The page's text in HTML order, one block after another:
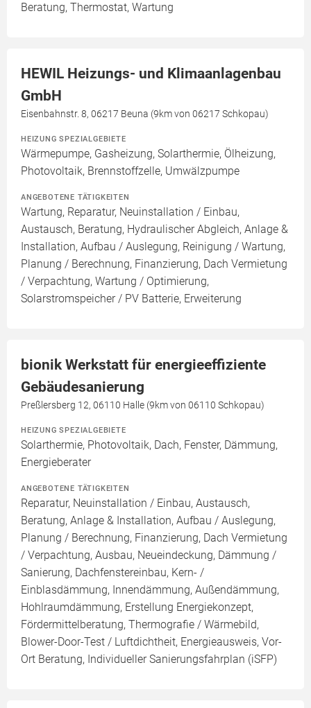
Beratung, Thermostat, Wartung
HEWIL Heizungs- und Klimaanlagenbau
GmbH
Eisenbahnstr. 8, 06217 Beuna (9km von 06217 Schkopau)
HEIZUNG SPEZIALGEBIETE
Wärmepumpe, Gasheizung, Solarthermie, Ölheizung,
Photovoltaik, Brennstoffzelle, Umwälzpumpe
ANGEBOTENE TÄTIGKEITEN
Wartung, Reparatur, Neuinstallation / Einbau,
Austausch, Beratung, Hydraulischer Abgleich, Anlage &
Installation, Aufbau / Auslegung, Reinigung / Wartung,
Planung / Berechnung, Finanzierung, Dach Vermietung
/ Verpachtung, Wartung / Optimierung,
Solarstromspeicher / PV Batterie, Erweiterung
bionik Werkstatt für energieeffiziente
Gebäudesanierung
Preßlersberg 12, 06110 Halle (9km von 06110 Schkopau)
HEIZUNG SPEZIALGEBIETE
Solarthermie, Photovoltaik, Dach, Fenster, Dämmung,
Energieberater
ANGEBOTENE TÄTIGKEITEN
Reparatur, Neuinstallation / Einbau, Austausch,
Beratung, Anlage & Installation, Aufbau / Auslegung,
Planung / Berechnung, Finanzierung, Dach Vermietung
/ Verpachtung, Ausbau, Neueindeckung, Dämmung /
Sanierung, Dachfenstereinbau, Kern- /
Einblasdämmung, Innendämmung, Außendämmung,
Hohlraumdämmung, Erstellung Energiekonzept,
Fördermittelberatung, Thermografie / Wärmebild,
Blower-Door-Test / Luftdichtheit, Energieausweis, Vor-
Ort Beratung, Individueller Sanierungsfahrplan (iSFP)